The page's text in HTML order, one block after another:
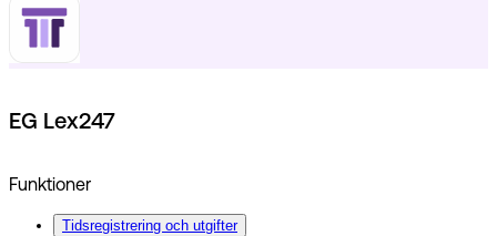
EG Lex247
Funktioner
Tidsregistrering och utgifter